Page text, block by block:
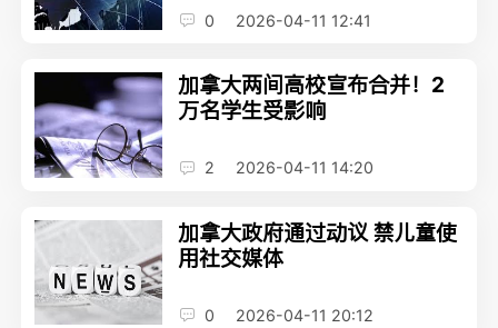
0 2026-04-11 12:41
加拿大两间高校宣布合并！2
万名学生受影响
2 2026-04-11 14:20
加拿大政府通过动议 禁儿童使
用社交媒体
0 2026-04-11 20:12